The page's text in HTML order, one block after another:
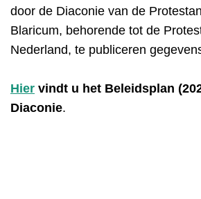
door de Diaconie van de
Blaricum, behorende tot de
Nederland, te publiceren
Hier vindt u het Beleidsplan
Diaconie.